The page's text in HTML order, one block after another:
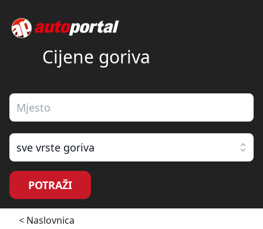
Cijene goriva
sve vrste goriva
POTRAŽI
< Naslovnica